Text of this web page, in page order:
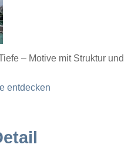
– Motive mit Struktur und
entdecken